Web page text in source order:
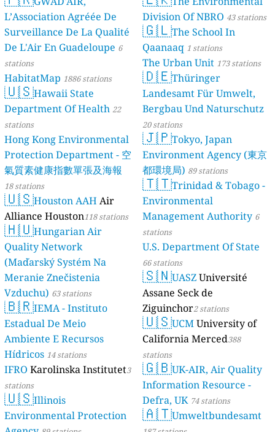
stations
L’Association Agréée De
Surveillance De La Qualité
De L'Air En Guadeloupe 6
stations
HabitatMap 1886 stations
🇺🇸Hawaii State
Department Of Health 22
stations
Hong Kong Environmental
Protection Department - 空
氣質素健康指數單張及海報
18 stations
🇺🇸Houston AAH Air
Alliance Houston118 stations
🇭🇺Hungarian Air
Quality Network
(Maďarský Systém Na
Meranie Znečistenia
Vzduchu) 63 stations
🇧🇷IEMA - Instituto
Estadual De Meio
Ambiente E Recursos
Hídricos 14 stations
IFRO Karolinska Institutet3
stations
🇺🇸Illinois
Environmental Protection
Division Of NBRO 43 stations
🇬🇱The School In
Qaanaaq 1 stations
The Urban Unit 173 stations
🇩🇪Thüringer
Landesamt Für Umwelt,
Bergbau Und Naturschutz
20 stations
🇯🇵Tokyo, Japan
Environment Agency (東京
都環境局) 89 stations
🇹🇹Trinidad & Tobago -
Environmental
Management Authority 6
stations
U.S. Department Of State
66 stations
🇸🇳UASZUniversité
Assane Seck de
Ziguinchor2 stations
🇺🇸UCMUniversity of
California Merced388
stations
🇬🇧UK-AIR, Air Quality
Information Resource -
Defra, UK 74 stations
🇦🇹Umweltbundesamt